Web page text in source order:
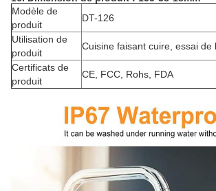
Modèle de
produit
DT-126
Utilisation de
produit
Cuisine faisant cuire, essai de
Certificats de
produit
CE, FCC, Rohs, FDA